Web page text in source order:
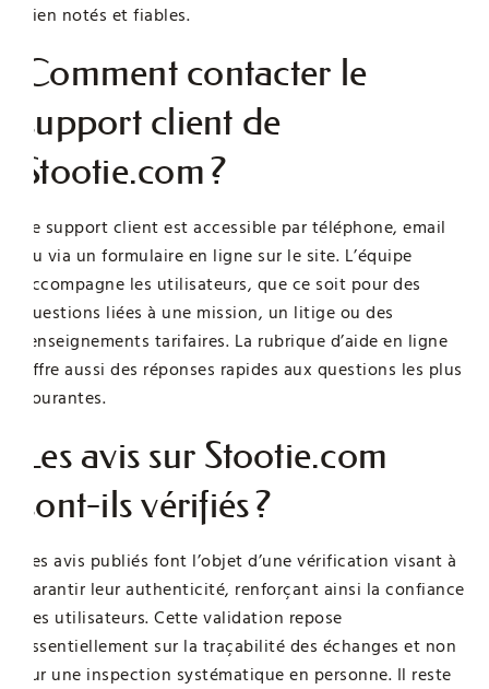
bien notés et fiables.
Comment contacter le
support client de
Stootie.com ?
Le support client est accessible par téléphone, email
ou via un formulaire en ligne sur le site. L’équipe
accompagne les utilisateurs, que ce soit pour des
questions liées à une mission, un litige ou des
renseignements tarifaires. La rubrique d’aide en ligne
offre aussi des réponses rapides aux questions les plus
courantes.
Les avis sur Stootie.com
sont-ils vérifiés ?
Les avis publiés font l’objet d’une vérification visant à
garantir leur authenticité, renforçant ainsi la confiance
des utilisateurs. Cette validation repose
essentiellement sur la traçabilité des échanges et non
sur une inspection systématique en personne. Il reste